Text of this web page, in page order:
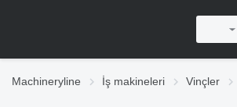
Machineryline İş makineleri Vinçler